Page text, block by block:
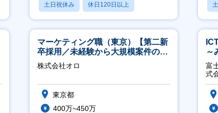
土日祝休み 休日120日以上
産休・育休あり
マーケティング職（東京）【第二新
卒採用／未経験から大規模案件のマ
ーケティングが経験できる／研修充
実】
株式会社オロ
東京都
400万~450万
～
富
式